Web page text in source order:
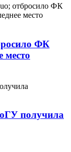
ФК
место
получила